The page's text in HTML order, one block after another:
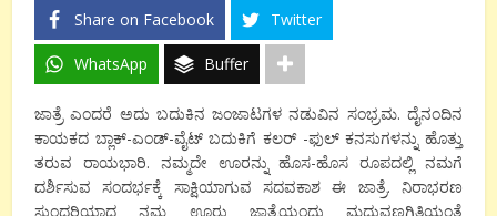
Share on Facebook Twitter
WhatsApp Buffer
ಜಾತ್ರೆ ಎಂದರೆ ಅದು ಬದುಕಿನ ಜಂಜಾಟಗಳ ನಡುವಿನ ಸಂಭ್ರಮ. ದೈನಂದಿನ
ಕಾಯಕದ ಬ್ಲಾಕ್-ಎಂಡ್-ವೈಟ್ ಬದುಕಿಗೆ ಕಲರ್ -ಫುಲ್ ಕನಸುಗಳನ್ನು ಹೊತ್ತು
ತರುವ ರಾಯಭಾರಿ. ನಮ್ಮದೇ ಊರನ್ನು ಹೊಸ-ಹೊಸ ರೂಪದಲ್ಲಿ ನಮಗೆ
ದರ್ಶಿಸುವ ಸಂದರ್ಭಕ್ಕೆ ಸಾಕ್ಷಿಯಾಗುವ ಸದವಕಾಶ ಈ ಜಾತ್ರೆ. ನಿರಾಭರಣ
ಸುಂದರಿಯಾದ ನಮ್ಮ ಊರು ಜಾತ್ರೆಯಂದು ಮದುವಣಗಿತ್ತಿಯಂತೆ